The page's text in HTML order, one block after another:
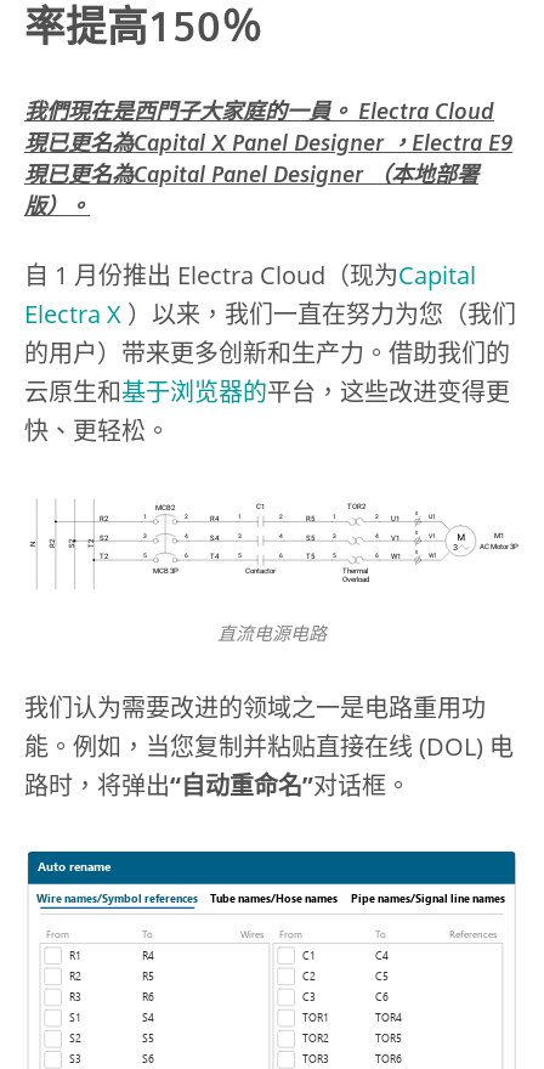
率提高150％
我們現在是西門子大家庭的一員。 Electra Cloud
現已更名為Capital X Panel Designer ，Electra E9
現已更名為Capital Panel Designer （本地部署
版）。
自 1 月份推出 Electra Cloud（现为Capital
Electra X ）以来，我们一直在努力为您（我们
的用户）带来更多创新和生产力。借助我们的
云原生和基于浏览器的平台，这些改进变得更
快、更轻松。
直流电源电路
我们认为需要改进的领域之一是电路重用功
能。例如，当您复制并粘贴直接在线 (DOL) 电
路时，将弹出“自动重命名”对话框。